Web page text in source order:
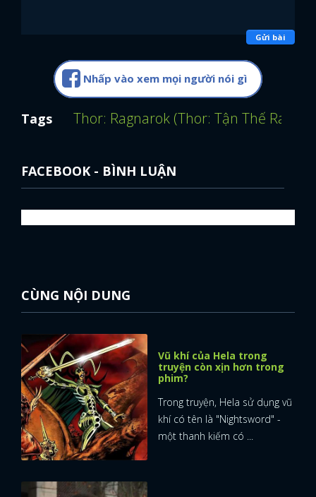
ĐĂNG NHẬP
Gửi bài
Nhấp vào xem mọi người nói gì
Tags Thor: Ragnarok (Thor: Tận Thế
FACEBOOK - BÌNH LUẬN
CÙNG NỘI DUNG
Vũ khí của Hela trong
truyện còn xịn hơn trong
phim?
Trong truyện, Hela sử dụng vũ
khí có tên là "Nightsword" -
một thanh kiếm có ...